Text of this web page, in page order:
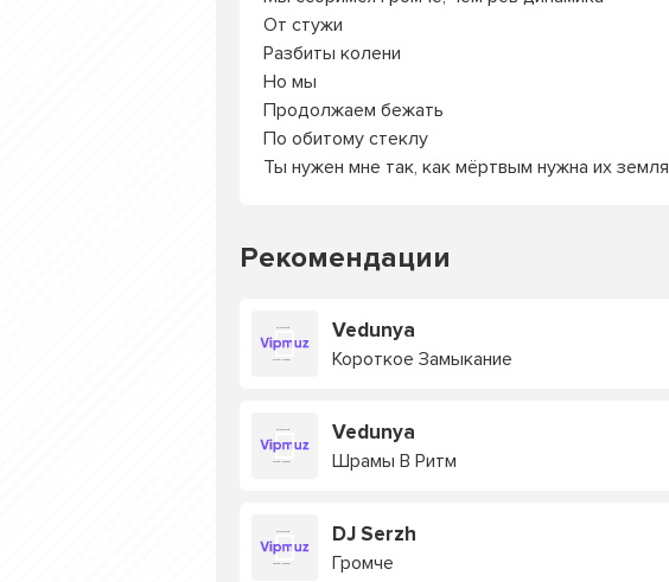
От стужи
Разбиты колени
Но мы
Продолжаем бежать
По обитому стеклу
Ты нужен мне так, как мёртвым нужна их земля
Рекомендации
Vedunya
Короткое Замыкание
Vedunya
Шрамы В Ритм
DJ Serzh
Громче